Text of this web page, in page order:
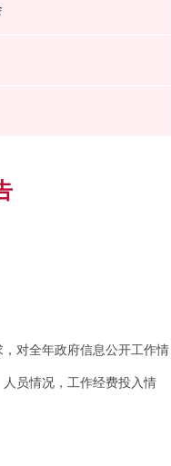
对全年政府信息公开工作情
员情况，工作经费投入情